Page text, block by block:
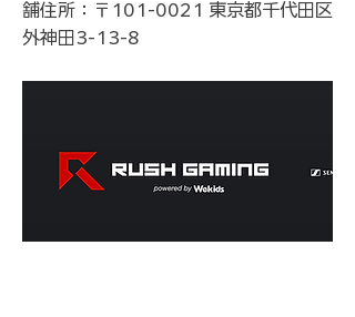
舗住所：〒101-0021 東京都千代田区
外神田3-13-8 ​